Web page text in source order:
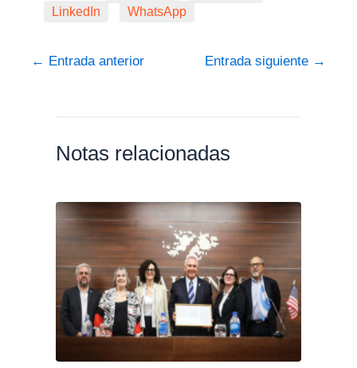
LinkedIn WhatsApp
← Entrada anterior Entrada siguiente →
Notas relacionadas